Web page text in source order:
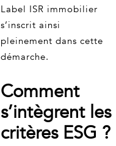
Label ISR immobilier
s’inscrit ainsi
pleinement dans cette
démarche.
Comment
s’intègrent les
critères ESG ?